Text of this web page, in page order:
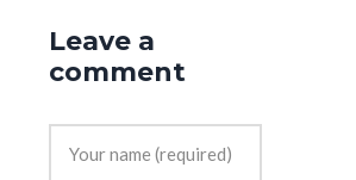
Leave a
comment